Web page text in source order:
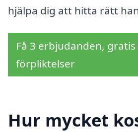
hjälpa dig att hitta rätt
Få 3 erbjudanden,
förpliktelser
Hur mycket